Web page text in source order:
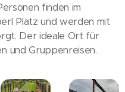
finden im
Platz und werden mit
Der ideale Ort für
und Gruppenreisen.